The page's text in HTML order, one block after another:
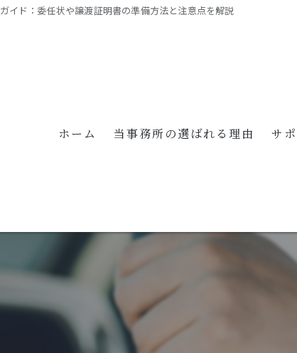
イド：委任状や譲渡証明書の準備方法と注意点を解説
ホーム 当事務所の選ばれる理由 サ